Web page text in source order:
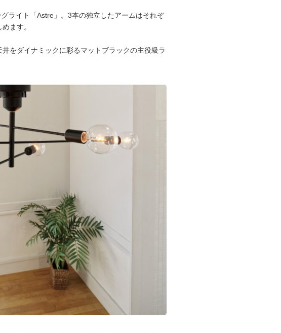
ライト「Astre」。3本の独立したアームはそれぞ
ます。
をダイナミックに彩るマットブラックの主役級ラ